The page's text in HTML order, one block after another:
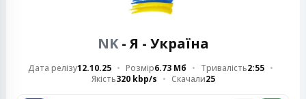
NK- Я - Україна
Дата релізу12.10.25 Розмір6.73 Мб Тривалість2:55
Якість320 kbp/s Скачали25